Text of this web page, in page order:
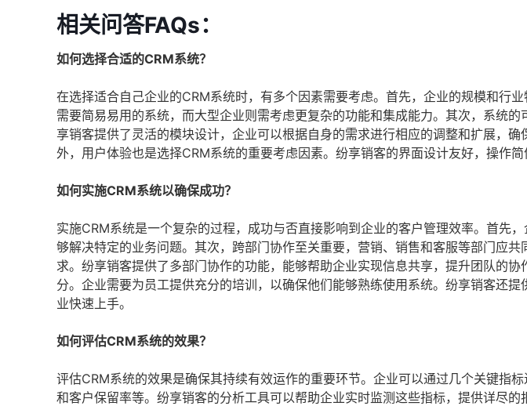
相关问答FAQs：
如何选择合适的CRM系统？
在选择适合自己企业的CRM系统时，有多个因素需要考虑。首先，企业的规模和行
需要简易易用的系统，而大型企业则需考虑更复杂的功能和集成能力。其次，系统
享销客提供了灵活的模块设计，企业可以根据自身的需求进行相应的调整和扩展，
外，用户体验也是选择CRM系统的重要考虑因素。纷享销客的界面设计友好，操作简
如何实施CRM系统以确保成功？
实施CRM系统是一个复杂的过程，成功与否直接影响到企业的客户管理效率。首先
够解决特定的业务问题。其次，跨部门协作至关重要，营销、销售和客服等部门应
求。纷享销客提供了多部门协作的功能，能够帮助企业实现信息共享，提升团队的
分。企业需要为员工提供充分的培训，以确保他们能够熟练使用系统。纷享销客还
业快速上手。
如何评估CRM系统的效果？
评估CRM系统的效果是确保其持续有效运作的重要环节。企业可以通过几个关键指
和客户保留率等。纷享销客的分析工具可以帮助企业实时监测这些指标，提供详尽